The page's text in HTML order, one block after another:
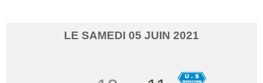
LE SAMEDI 05 JUIN 2021